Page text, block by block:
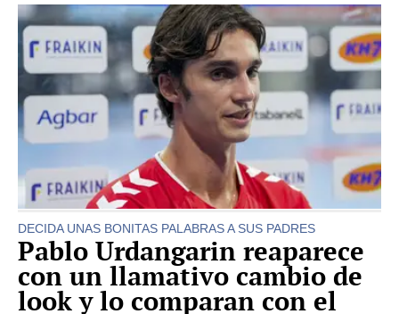
DECIDA UNAS BONITAS PALABRAS A SUS PADRES
Pablo Urdangarin reaparece
con un llamativo cambio de
look y lo comparan con el